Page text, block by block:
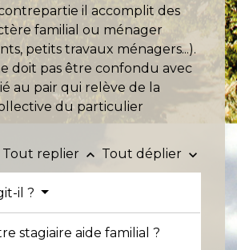
il accomplit des
familial ou ménager
petits travaux ménagers...).
doit pas être confondu avec
au pair qui relève de la
du particulier
Tout replier keyboard_arrow_up Tout déplier keyboard_arrow_down
il ?
stagiaire aide familial ?